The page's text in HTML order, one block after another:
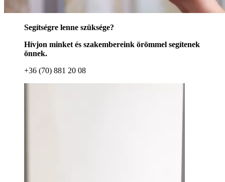
Segítségre lenne szüksége?
Hívjon minket és szakembereink örömmel segítenek
önnek.
+36 (70) 881 20 08